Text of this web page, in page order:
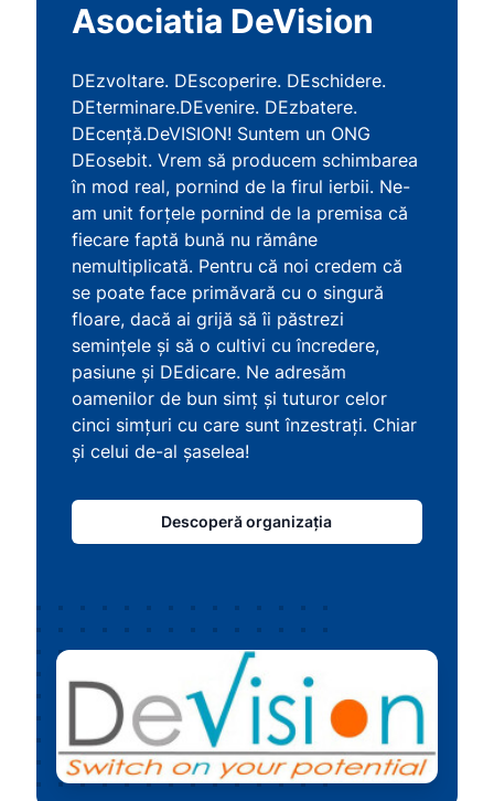
Asociatia DeVision
DEzvoltare. DEscoperire. DEschidere.
DEterminare.DEvenire. DEzbatere.
DEcență.DeVISION! Suntem un ONG
DEosebit. Vrem să producem schimbarea
în mod real, pornind de la firul ierbii. Ne-
am unit forțele pornind de la premisa că
fiecare faptă bună nu rămâne
nemultiplicată. Pentru că noi credem că
se poate face primăvară cu o singură
floare, dacă ai grijă să îi păstrezi
semințele și să o cultivi cu încredere,
pasiune și DEdicare. Ne adresăm
oamenilor de bun simț și tuturor celor
cinci simțuri cu care sunt înzestrați. Chiar
și celui de-al șaselea!
Descoperă organizația